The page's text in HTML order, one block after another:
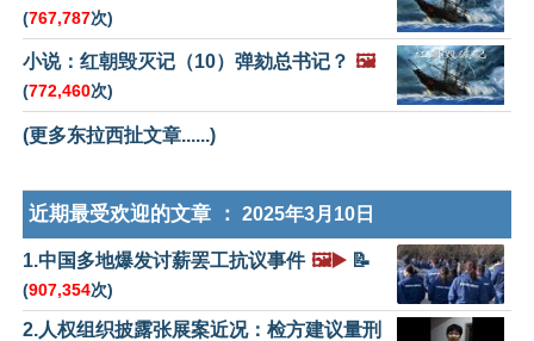
(767,787次)
小说：红朝毁灭记（10）弹劾总书记？ 🖼️
(772,460次)
(更多东拉西扯文章......)
近期最受欢迎的文章 ： 2025年3月10日
1.中国多地爆发讨薪罢工抗议事件 🖼️▶️ 📝
(907,354次)
2.人权组织披露张展案近况：检方建议量刑